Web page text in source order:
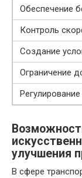
Обеспечение
Контроль
Создание
Ограничение
улучшения
В сфере